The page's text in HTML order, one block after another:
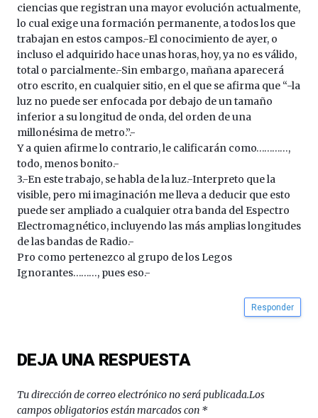
ciencias que registran una mayor evolución actualmente,
lo cual exige una formación permanente, a todos los que
trabajan en estos campos.-El conocimiento de ayer, o
incluso el adquirido hace unas horas, hoy, ya no es válido,
total o parcialmente.-Sin embargo, mañana aparecerá
otro escrito, en cualquier sitio, en el que se afirma que “-la
luz no puede ser enfocada por debajo de un tamaño
inferior a su longitud de onda, del orden de una
millonésima de metro.”.-
Y a quien afirme lo contrario, le calificarán como…………,
todo, menos bonito.-
3.-En este trabajo, se habla de la luz.-Interpreto que la
visible, pero mi imaginación me lleva a deducir que esto
puede ser ampliado a cualquier otra banda del Espectro
Electromagnético, incluyendo las más amplias longitudes
de las bandas de Radio.-
Pro como pertenezco al grupo de los Legos
Ignorantes………, pues eso.-
Responder
DEJA UNA RESPUESTA
Tu dirección de correo electrónico no será publicada.Los
campos obligatorios están marcados con *